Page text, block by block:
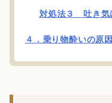
対処法３ 吐き気
４．乗り物酔いの原